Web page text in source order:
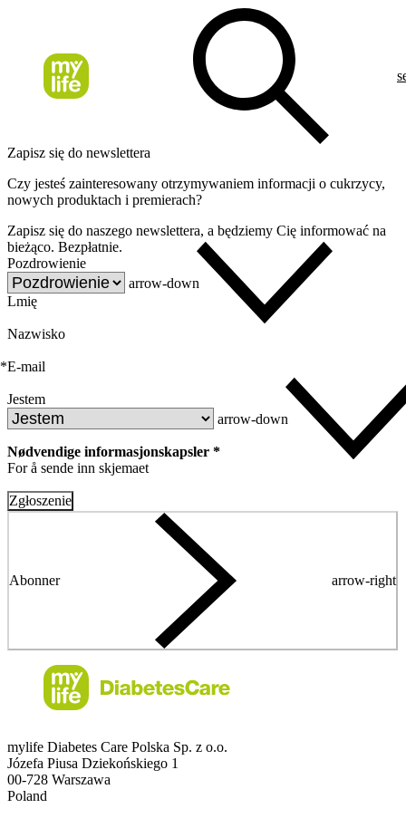
Zapisz się do newslettera
Czy jesteś zainteresowany otrzymywaniem informacji o cukrzycy,
nowych produktach i premierach?
Zapisz się do naszego newslettera, a będziemy Cię informować na
bieżąco. Bezpłatnie.
Pozdrowienie
arrow-down
Lmię
Nazwisko
*E-mail
Jestem
arrow-down
Nødvendige informasjonskapsler *
For å sende inn skjemaet
Zgłoszenie
Abonner arrow-right
mylife Diabetes Care Polska Sp. z o.o.
Józefa Piusa Dziekońskiego 1
00-728 Warszawa
Poland